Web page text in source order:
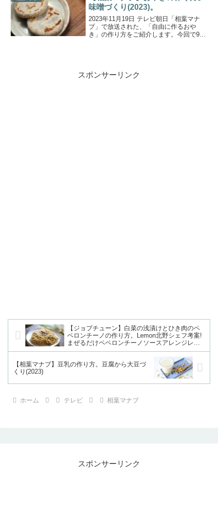
ロスミッシェル」とい...
味噌づくり(2023)。
2023年11月19日 テレビ朝日「相葉マナ
ブ」で放送された、「自由に作るおや
き」の作り方をご紹介します。今回で9回
スポンサーリンク
【ジョブチューン】白菜の浅漬けとひき肉のペ
ペロンチーノの作り方。Lemon北野シェフ考案!
まぜるだけペペロンチーノソースアレンジレシ
ピ
【相葉マナブ】豆乳の作り方。豆腐から大豆づ
くり(2023)
ホーム テレビ 相葉マナブ
スポンサーリンク